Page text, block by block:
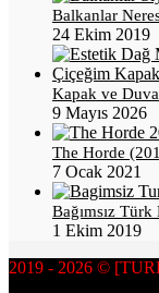
Balkanlar
24 Ekim 2019
Kapak ve
9 Mayıs 2026
The Horde
7 Ocak 2021
Bağımsız
1 Ekim 2019
2019 - 2026 ©